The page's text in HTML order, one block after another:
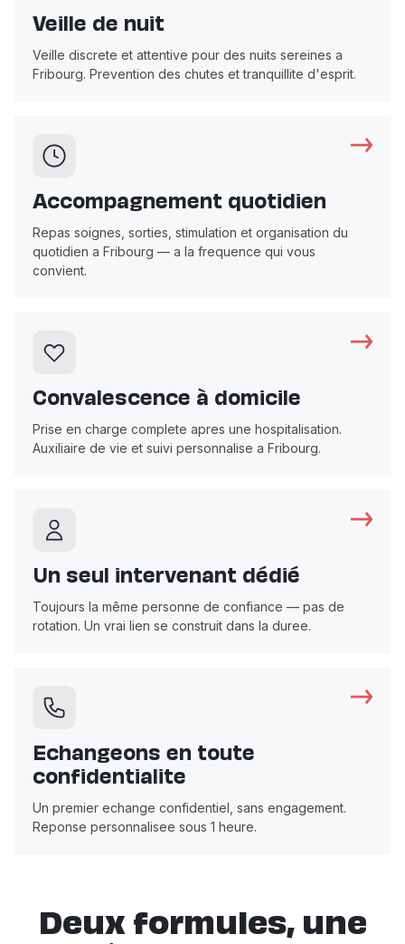
Veille de nuit
Veille discrete et attentive pour des nuits sereines a
Fribourg. Prevention des chutes et tranquillite d'esprit.
Accompagnement quotidien
Repas soignes, sorties, stimulation et organisation du
quotidien a Fribourg — a la frequence qui vous
convient.
Convalescence à domicile
Prise en charge complete apres une hospitalisation.
Auxiliaire de vie et suivi personnalise a Fribourg.
Un seul intervenant dédié
Toujours la même personne de confiance — pas de
rotation. Un vrai lien se construit dans la duree.
Echangeons en toute
confidentialite
Un premier echange confidentiel, sans engagement.
Reponse personnalisee sous 1 heure.
Deux formules, une